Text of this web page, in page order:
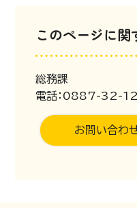
このページに
総務課
電話：0887-32-
お問い合わ